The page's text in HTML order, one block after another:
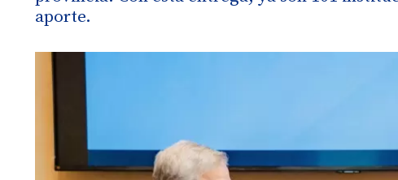
aporte.